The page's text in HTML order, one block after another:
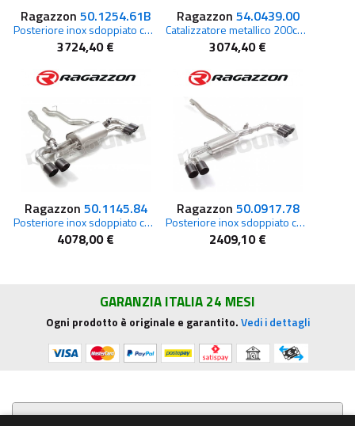
Ragazzon 50.1254.61B
Posteriore inox sdoppiato con terminali rotondi Black per Porsche
3724,40 €
Ragazzon 54.0439.00
Catalizzatore metallico 200cpsi per Mercedes
3074,40 €
Ragazzon 50.1145.84
Posteriore inox sdoppiato con terminali rotondi per BMW
4078,00 €
Ragazzon 50.0917.78
Posteriore inox sdoppiato con terminali rotondi per Mercedes
2409,10 €
GARANZIA ITALIA 24 MESI
Ogni prodotto è originale e garantito.Vedi i dettagli
Presentazione aziendale